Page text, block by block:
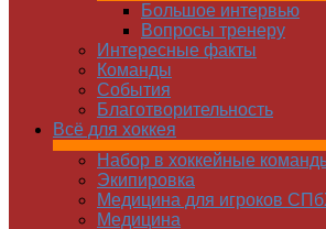
Большое интервью
Вопросы тренеру
Интересные факты
Команды
Cобытия
Благотворительность
Всё для хоккея
Набор в хоккейные
Экипировка
Медицина для игроков
Медицина